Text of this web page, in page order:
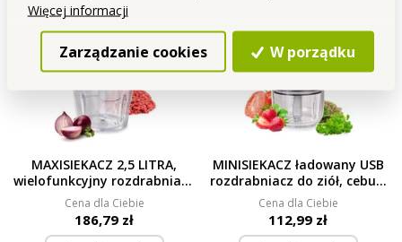
Więcej informacji
Zarządzanie cookies W porządku
MAXISIEKACZ 2,5 LITRA,
wielofunkcyjny rozdrabniacz
żywności, szklane naczynie
SYSTEMAT
Cena dla Ciebie
186,79 zł
MINISIEKACZ ładowany USB
rozdrabniacz do ziół, cebuli,
czosnku i miękkich owoców
SYSTEMAT
Cena dla Ciebie
112,99 zł